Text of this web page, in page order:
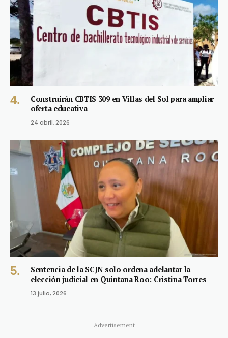
Construirán CBTIS 309 en Villas del Sol para ampliar
oferta educativa
24 abril, 2026
Sentencia de la SCJN solo ordena adelantar la
elección judicial en Quintana Roo: Cristina Torres
13 julio, 2026
Advertisement